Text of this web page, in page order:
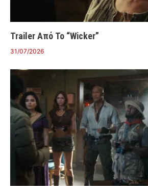
Trailer Από Το “Wicker”
31/07/2026